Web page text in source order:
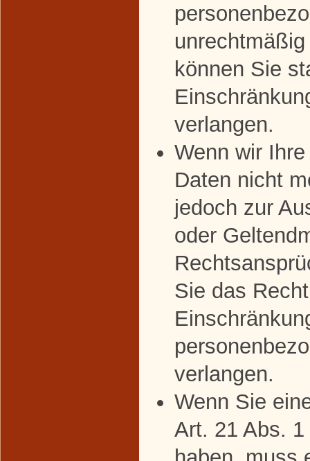
können Sie
verlangen.
Wenn wir
Daten nicht
jedoch zur
oder
Sie das
verlangen.
Wenn Sie
Art. 21 Abs.